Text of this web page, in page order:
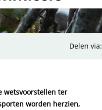
Delen via:
wetsvoorstellen ter
worden herzien,